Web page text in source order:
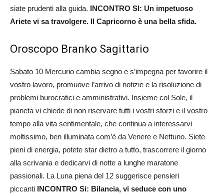
siate prudenti alla guida. INCONTRO SI: Un impetuoso
Ariete vi sa travolgere. Il Capricorno è una bella sfida.
Oroscopo Branko Sagittario
Sabato 10 Mercurio cambia segno e s’impegna per favorire il
vostro lavoro, promuove l’arrivo di notizie e la risoluzione di
problemi burocratici e amministrativi. Insieme col Sole, il
pianeta vi chiede di non riservare tutti i vostri sforzi e il vostro
tempo alla vita sentimentale, che continua a interessarvi
moltissimo, ben illuminata com’è da Venere e Nettuno. Siete
pieni di energia, potete star dietro a tutto, trascorrere il giorno
alla scrivania e dedicarvi di notte a lunghe maratone
passionali. La Luna piena del 12 suggerisce pensieri
piccanti INCONTRO Si: Bilancia, vi seduce con uno